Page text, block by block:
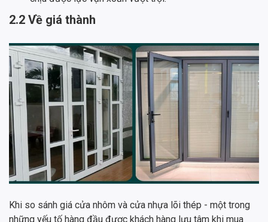
2.2 Về giá thành
Khi so sánh giá cửa nhôm và cửa nhựa lõi thép - một trong
những yếu tố hàng đầu được khách hàng lưu tâm khi mua